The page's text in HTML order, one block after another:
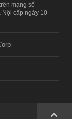
mạng số
Nội cấp ngày 10